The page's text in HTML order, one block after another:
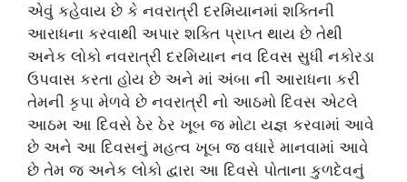
એવું કહેવાય છે કે નવરાત્રી દરમિયાનમાં શક્તિની
આરાધના કરવાથી અપાર શક્તિ પ્રાપ્ત થાય છે તેથી
અનેક લોકો નવરાત્રી દરમિયાન નવ દિવસ સુધી નકોરડા
ઉપવાસ કરતા હોય છે અને માં અંબા ની આરાધના કરી
તેમની કૃપા મેળવે છે નવરાત્રી નો આઠમો દિવસ એટલે
આઠમ આ દિવસે ઠેર ઠેર ખૂબ જ મોટા યજ્ઞ કરવામાં આવે
છે અને આ દિવસનું મહત્વ ખૂબ જ વધારે માનવામાં આવે
છે તેમ જ અનેક લોકો દ્વારા આ દિવસે પોતાના કુળદેવનું